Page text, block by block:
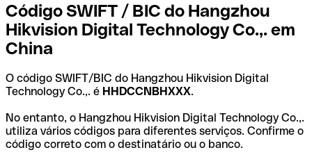
Código SWIFT / BIC do Hangzhou
Hikvision Digital Technology Co.,. em
China
O código SWIFT/BIC do Hangzhou Hikvision Digital
Technology Co.,. é HHDCCNBHXXX.
No entanto, o Hangzhou Hikvision Digital Technology Co.,.
utiliza vários códigos para diferentes serviços. Confirme o
código correto com o destinatário ou o banco.